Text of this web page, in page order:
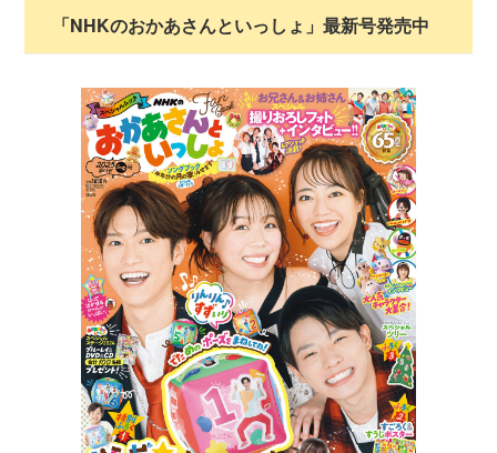
「NHKのおかあさんといっしょ」最新号発売中